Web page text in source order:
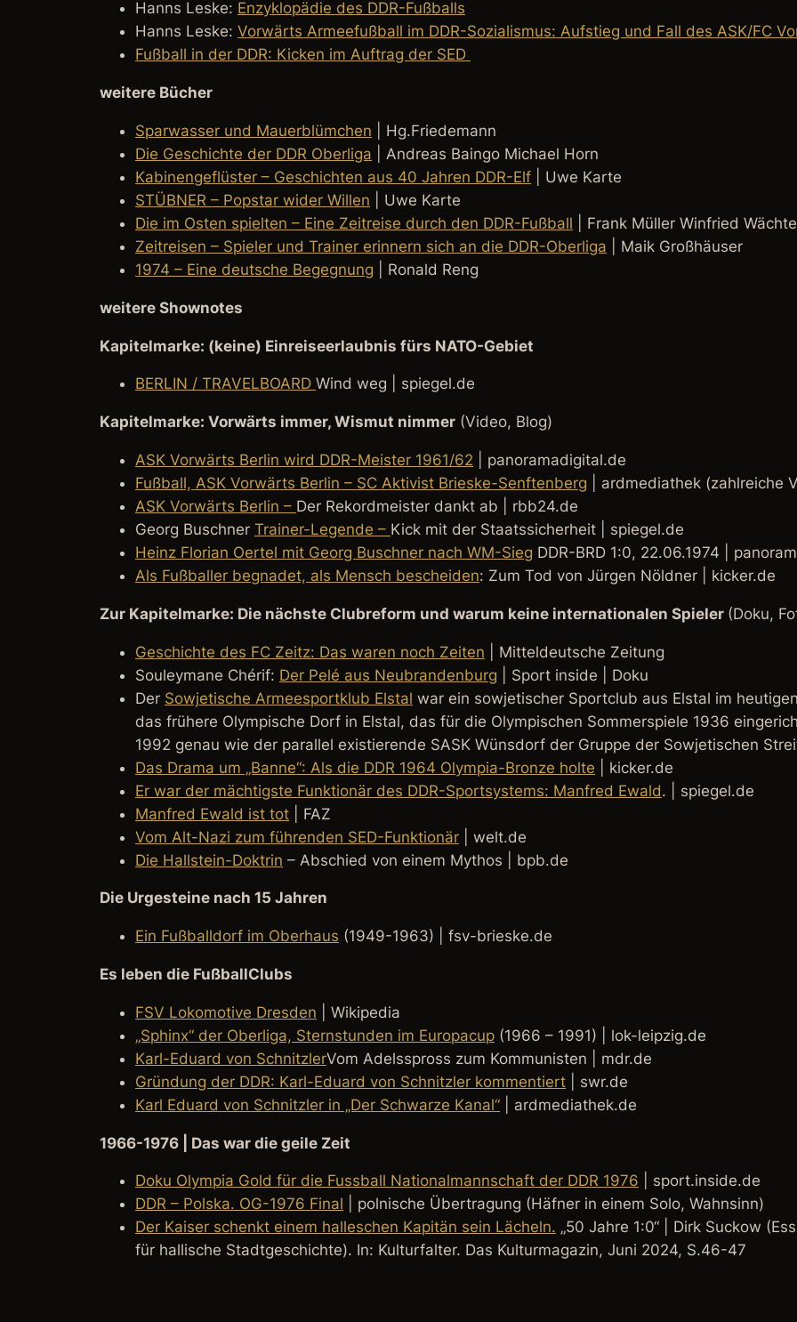
Hanns Leske: Enzyklopädie des DDR-Fußballs
Hanns Leske: Vorwärts Armeefußball im DDR-Sozialismus: Aufstieg und Fall des ASK/FC
Fußball in der DDR: Kicken im Auftrag der SED
weitere Bücher
Sparwasser und Mauerblümchen | Hg.Friedemann
Die Geschichte der DDR Oberliga | Andreas Baingo Michael Horn
Kabinengeflüster – Geschichten aus 40 Jahren DDR-Elf | Uwe Karte
STÜBNER – Popstar wider Willen | Uwe Karte
Die im Osten spielten – Eine Zeitreise durch den DDR-Fußball | Frank Müller Winfried
Zeitreisen – Spieler und Trainer erinnern sich an die DDR-Oberliga | Maik Großhäuser
1974 – Eine deutsche Begegnung | Ronald Reng
weitere Shownotes
Kapitelmarke: (keine) Einreiseerlaubnis fürs NATO-Gebiet
BERLIN / TRAVELBOARD Wind weg | spiegel.de
Kapitelmarke: Vorwärts immer, Wismut nimmer (Video, Blog)
ASK Vorwärts Berlin wird DDR-Meister 1961/62 | panoramadigital.de
Fußball, ASK Vorwärts Berlin – SC Aktivist Brieske-Senftenberg | ardmediathek (zahlreiche
ASK Vorwärts Berlin – Der Rekordmeister dankt ab | rbb24.de
Georg Buschner Trainer-Legende – Kick mit der Staatssicherheit | spiegel.de
Heinz Florian Oertel mit Georg Buschner nach WM-Sieg DDR-BRD 1:0, 22.06.1974 |
Als Fußballer begnadet, als Mensch bescheiden: Zum Tod von Jürgen Nöldner | kicker.de
Zur Kapitelmarke: Die nächste Clubreform und warum keine internationalen Spieler (Doku,
Geschichte des FC Zeitz: Das waren noch Zeiten | Mitteldeutsche Zeitung
Souleymane Chérif: Der Pelé aus Neubrandenburg | Sport inside | Doku
Der Sowjetische Armeesportklub Elstal war ein sowjetischer Sportclub aus Elstal im
das frühere Olympische Dorf in Elstal, das für die Olympischen Sommerspiele 1936
1992 genau wie der parallel existierende SASK Wünsdorf der Gruppe der Sowjetischen
Das Drama um „Banne“: Als die DDR 1964 Olympia-Bronze holte | kicker.de
Er war der mächtigste Funktionär des DDR-Sportsystems: Manfred Ewald. | spiegel.de
Manfred Ewald ist tot | FAZ
Vom Alt-Nazi zum führenden SED-Funktionär | welt.de
Die Hallstein-Doktrin – Abschied von einem Mythos | bpb.de
Die Urgesteine nach 15 Jahren
Ein Fußballdorf im Oberhaus (1949-1963) | fsv-brieske.de
Es leben die FußballClubs
FSV Lokomotive Dresden | Wikipedia
„Sphinx“ der Oberliga, Sternstunden im Europacup (1966 – 1991) | lok-leipzig.de
Karl-Eduard von SchnitzlerVom Adelsspross zum Kommunisten | mdr.de
Gründung der DDR: Karl-Eduard von Schnitzler kommentiert | swr.de
Karl Eduard von Schnitzler in „Der Schwarze Kanal“ | ardmediathek.de
1966-1976 | Das war die geile Zeit
Doku Olympia Gold für die Fussball Nationalmannschaft der DDR 1976 | sport.inside.de
DDR – Polska. OG-1976 Final | polnische Übertragung (Häfner in einem Solo, Wahnsinn)
Der Kaiser schenkt einem halleschen Kapitän sein Lächeln. „50 Jahre 1:0“ | Dirk Suckow
für hallische Stadtgeschichte). In: Kulturfalter. Das Kulturmagazin, Juni 2024, S.46-47